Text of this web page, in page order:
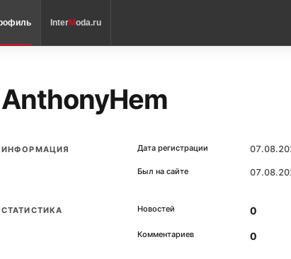
InterModa.ru
AnthonyHem
ИНФОРМАЦИЯ Дата регистрации
Был на сайте
СТАТИСТИКА Новостей 0
Комментариев 0